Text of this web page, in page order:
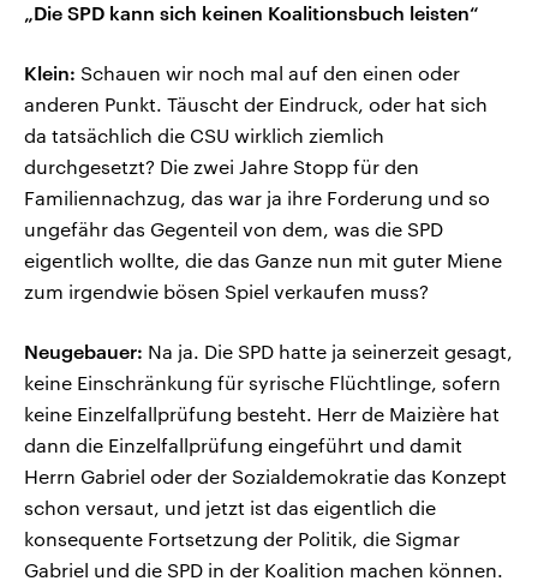
„Die SPD kann sich keinen Koalitionsbuch leisten“
Klein: Schauen wir noch mal auf den einen oder
anderen Punkt. Täuscht der Eindruck, oder hat sich
da tatsächlich die CSU wirklich ziemlich
durchgesetzt? Die zwei Jahre Stopp für den
Familiennachzug, das war ja ihre Forderung und so
ungefähr das Gegenteil von dem, was die SPD
eigentlich wollte, die das Ganze nun mit guter Miene
zum irgendwie bösen Spiel verkaufen muss?
Neugebauer: Na ja. Die SPD hatte ja seinerzeit gesagt,
keine Einschränkung für syrische Flüchtlinge, sofern
keine Einzelfallprüfung besteht. Herr de Maizière hat
dann die Einzelfallprüfung eingeführt und damit
Herrn Gabriel oder der Sozialdemokratie das Konzept
schon versaut, und jetzt ist das eigentlich die
konsequente Fortsetzung der Politik, die Sigmar
Gabriel und die SPD in der Koalition machen können.